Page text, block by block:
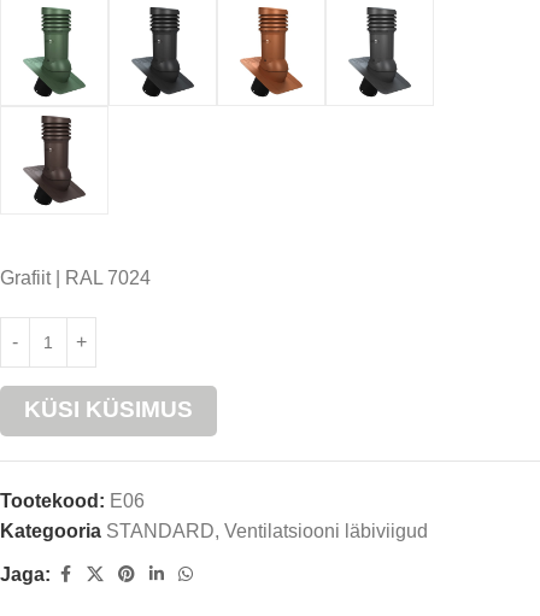
Grafiit | RAL 7024
KÜSI KÜSIMUS
Tootekood: E06
Kategooria STANDARD, Ventilatsiooni läbiviigud
Jaga: